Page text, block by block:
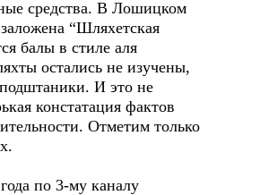
средства. В Лошицком
“Шляхетская
балы в стиле аля
остались не изучены,
И это не
констатация фактов
Отметим только
по 3-му каналу